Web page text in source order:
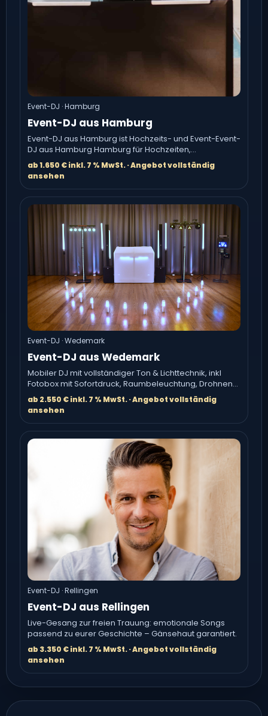
Event-DJ · Hamburg
Event-DJ aus Hamburg
Event-DJ aus Hamburg ist Hochzeits- und Event-Event-
DJ aus Hamburg Hamburg für Hochzeiten,
Firmenfeiern und Geburtstage.
ab 1.650 € inkl. 7 % MwSt. · Angebot vollständig
ansehen
Event-DJ · Wedemark
Event-DJ aus Wedemark
Mobiler DJ mit vollständiger Ton & Lichttechnik, inkl
Fotobox mit Sofortdruck, Raumbeleuchtung, Drohnen-
Gruppenfoto.
ab 2.550 € inkl. 7 % MwSt. · Angebot vollständig
ansehen
Event-DJ · Rellingen
Event-DJ aus Rellingen
Live-Gesang zur freien Trauung: emotionale Songs
passend zu eurer Geschichte – Gänsehaut garantiert.
ab 3.350 € inkl. 7 % MwSt. · Angebot vollständig
ansehen